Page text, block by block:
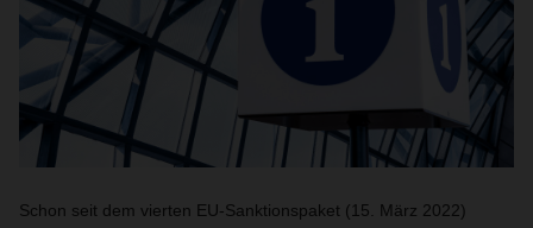
Schon seit dem vierten EU-Sanktionspaket (15. März 2022)